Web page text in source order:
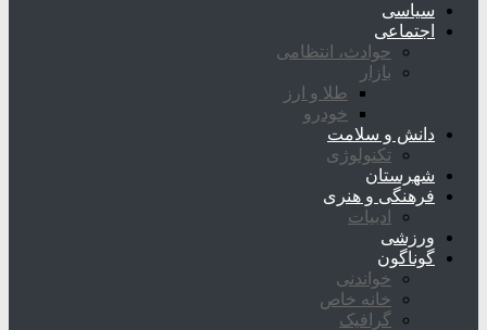
سیاسی
اجتماعی
حوادث، انتظامی
بازار
طلا و ارز
خودرو
دانش و سلامت
تکنولوژی
شهرستان
فرهنگی و هنری
ادبیات
ورزشی
گوناگون
خواندنی
خانه خاص
گرافیک